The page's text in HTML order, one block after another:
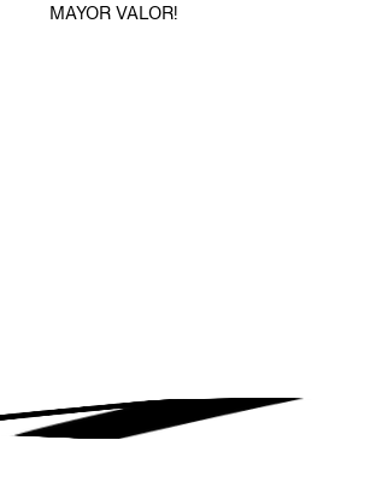
MAYOR VALOR!